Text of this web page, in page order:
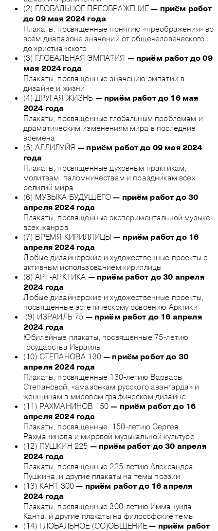
(2) ГЛОБАЛЬНОЕ ПРЕОБРАЖЕНИЕ— приём работ
до 09 мая 2024 года
Плакаты, посвященные понятию «преображения» во
всем диапазоне значений от общечеловеческого
до христианского
(3) ГЛОБАЛЬНАЯ ЭМПАТИЯ — приём работ до 09
мая 2024 года
Плакаты, посвященные значению эмпатии в
дизайне и жизни
(4) ДРУГАЯ ЖИЗНЬ — приём работ до 16 мая
2024 года
Плакаты, посвященные глобальным проблемам и
драматическим изменениям мира в последние
времена
(5) АЛЛИЛУЙЯ— приём работ до 09 мая 2024
года
Плакаты, посвященные духовным практикам,
молитвам, паломничествам и праздникам всех
религий мира
(6) МУЗЫКА БУДУЩЕГО— приём работ до 30
апреля 2024 года
Плакаты, посвященные экспериментальной музыке
всех жанров
(7) ВРЕМЯ КИРИЛЛИЦЫ — приём работ до 16
апреля 2024 года
Любые дизайнерские и художественные проекты с
активным использованием кириллицы
(8) АРТ-АРКТИКА — приём работ до 30 апреля
2024 года
Любые дизайнерские и художественные проекты,
посвященные эстетическому освоению Арктики
(9) ИЗРАИЛЬ 75 — приём работ до 16 апреля
2024 года
Юбилейные плакаты, посвященные 75-летию
государства Израиль
(10) СТЕПАНОВА 130— приём работ до 30
апреля 2024 года
Плакаты, посвященные 130-летию Варвары
Степановой, «амазонкам русского авангарда» и
женщинам в мировом графическом дизайне
(11) РАХМАНИНОВ 150 — приём работ до 16
апреля 2024 года
Плакаты, посвященные 150-летию Сергея
Рахманинова и мировой музыкальной культуре
(12) ПУШКИН 225 — приём работ до 30 апреля
2024 года
Плакаты, посвященные 225-летию Александра
Пушкина, и другие плакаты на темы поэзии
(13) КАНТ 300 — приём работ до 16 апреля
2024 года
Плакаты, посвященные 300-летию Иммануила
Канта, и другие плакаты на философские темы
(14) ГЛОБАЛЬНОЕ (СО)ОБЩЕНИЕ— приём работ